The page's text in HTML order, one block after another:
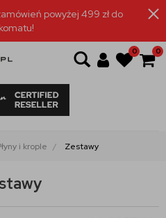
powyżej 499 zł do
0 0
i krople Zestawy